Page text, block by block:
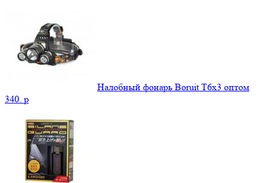
Налобный фонарь Boruit T6x3 оптом
340. p